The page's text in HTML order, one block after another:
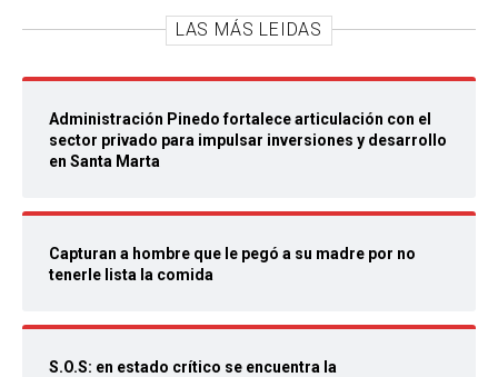
LAS MÁS LEIDAS
Administración Pinedo fortalece articulación con el
sector privado para impulsar inversiones y desarrollo
en Santa Marta
Capturan a hombre que le pegó a su madre por no
tenerle lista la comida
S.O.S: en estado crítico se encuentra la